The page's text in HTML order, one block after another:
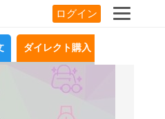
ログイン
ダイレクト購入